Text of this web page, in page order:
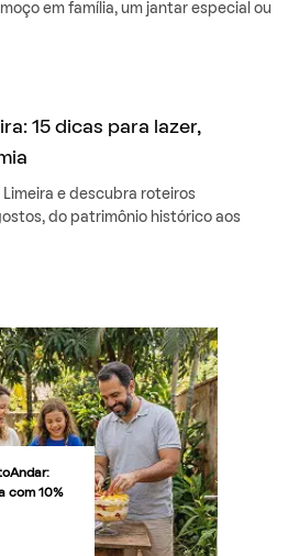
em família, um jantar especial ou
15 dicas para lazer,
e descubra roteiros
do patrimônio histórico aos
com 10%